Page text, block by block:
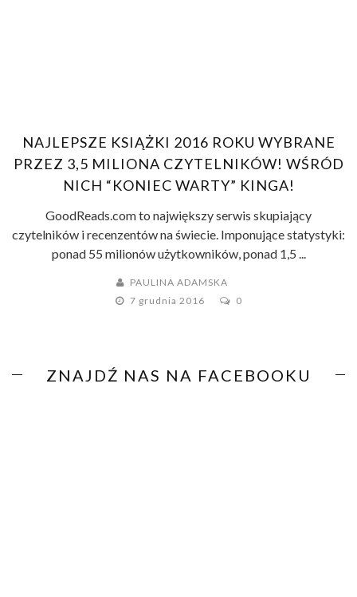
NAJLEPSZE KSIĄŻKI 2016 ROKU WYBRANE
PRZEZ 3,5 MILIONA CZYTELNIKÓW! WŚRÓD
NICH “KONIEC WARTY” KINGA!
GoodReads.com to największy serwis skupiający
czytelników i recenzentów na świecie. Imponujące statystyki:
ponad 55 milionów użytkowników, ponad 1,5 ...
PAULINA ADAMSKA
7 grudnia 2016
0
ZNAJDŹ NAS NA FACEBOOKU